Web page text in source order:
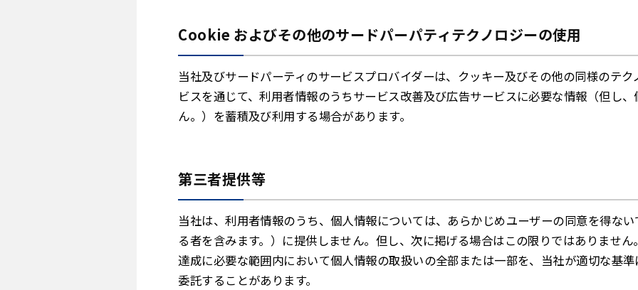
Cookie およびその他のサードパーパティテクノロジーの使用
当社及びサードパーティのサービスプロバイダーは、クッキー及びその他の同様のテ
ビスを通じて、利用者情報のうちサービス改善及び広告サービスに必要な情報（但し
ん。）を蓄積及び利用する場合があります。
第三者提供等
当社は、利用者情報のうち、個人情報については、あらかじめユーザーの同意を得な
る者を含みます。）に提供しません。但し、次に掲げる場合はこの限りではありませ
達成に必要な範囲内において個人情報の取扱いの全部または一部を、当社が適切な基
委託することがあります。